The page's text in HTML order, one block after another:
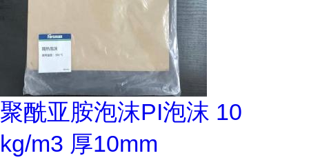
聚酰亚胺泡沫PI泡沫 10
kg/m3 厚10mm